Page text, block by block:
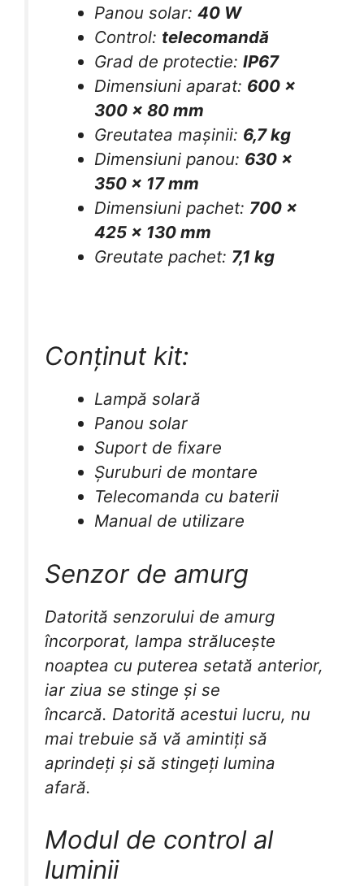
Panou solar:40 W
Control: telecomandă
Grad de protectie:IP67
Dimensiuni aparat: 600 x
300 x 80 mm
Greutatea mașinii: 6,7 kg
Dimensiuni panou: 630 x
350 x 17 mm
Dimensiuni pachet: 700 x
425 x 130 mm
Greutate pachet: 7,1 kg
Conținut kit:
Lampă solară
Panou solar
Suport de fixare
Șuruburi de montare
Telecomanda cu baterii
Manual de utilizare
Senzor de amurg
Datorită senzorului de amurg
încorporat, lampa strălucește
noaptea cu puterea setată anterior,
iar ziua se stinge și se
încarcă. Datorită acestui lucru, nu
mai trebuie să vă amintiți să
aprindeți și să stingeți lumina
afară.
Modul de control al
luminii